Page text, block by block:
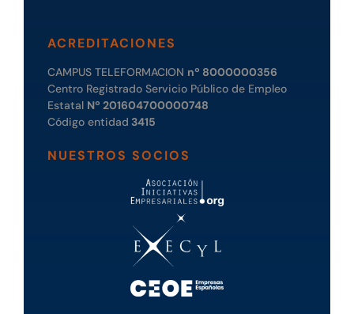
ACREDITACIONES
CAMPUS TELEFORMACION nº 8000000356
Centro Registrado Servicio Público de Empleo
Estatal Nº 201604700000748
Código entidad 3415
NUESTROS SOCIOS